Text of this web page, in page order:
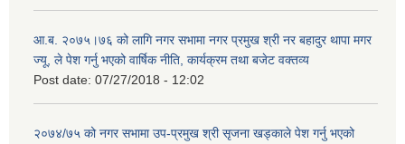
आ.ब. २०७५।७६ को लागि नगर सभामा नगर प्रमुख श्री नर बहादुर थापा मगर
ज्यू, ले पेश गर्नु भएको वार्षिक नीति, कार्यक्रम तथा बजेट वक्तव्य
Post date: 07/27/2018 - 12:02
२०७४/७५ को नगर सभामा उप-प्रमुख श्री सृजना खड्काले पेश गर्नु भएको